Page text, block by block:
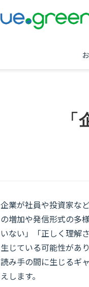
企業が社員や投資家な
の増加や発信形式の多
いない」「正しく理解
生じている可能性があ
読み手の間に生じるギ
えします。